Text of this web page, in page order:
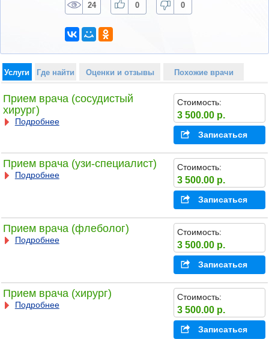
24 0 0
Услуги Где найти Оценки и отзывы Похожие врачи
Прием врача (сосудистый
хирург)
Подробнее
Стоимость:
3 500.00 р.
Записаться
Прием врача (узи-специалист)
Подробнее
Стоимость:
3 500.00 р.
Записаться
Прием врача (флеболог)
Подробнее
Стоимость:
3 500.00 р.
Записаться
Прием врача (хирург)
Подробнее
Стоимость:
3 500.00 р.
Записаться